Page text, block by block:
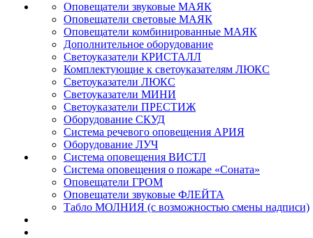
Оповещатели звуковые МАЯК
Оповещатели световые МАЯК
Оповещатели комбинированные МАЯК
Дополнительное оборудование
Светоуказатели КРИСТАЛЛ
Комплектующие к светоуказателям ЛЮКС
Светоуказатели ЛЮКС
Светоуказатели МИНИ
Светоуказатели ПРЕСТИЖ
Оборудование СКУД
Система речевого оповещения АРИЯ
Оборудование ЛУЧ
Система оповещения ВИСТЛ
Система оповещения о пожаре «Соната»
Оповещатели ГРОМ
Оповещатели звуковые ФЛЕЙТА
Табло МОЛНИЯ (с возможностью смены надписи)